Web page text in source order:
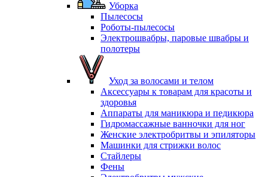
Уборка
Пылесосы
Роботы-пылесосы
Электрошвабры, паровые швабры и
полотеры
Уход за волосами и телом
Аксессуары к товарам для красоты и
здоровья
Аппараты для маникюра и педикюра
Гидромассажные ванночки для ног
Женские электробритвы и эпиляторы
Машинки для стрижки волос
Стайлеры
Фены